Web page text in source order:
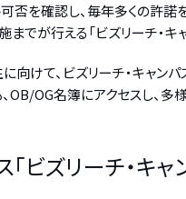
を確認し、毎年多くの許諾
が行える「ビズリーチ・キ
けて、ビズリーチ・キャン
、OB/OG名簿にアクセスし、
ビズリーチ・キャ